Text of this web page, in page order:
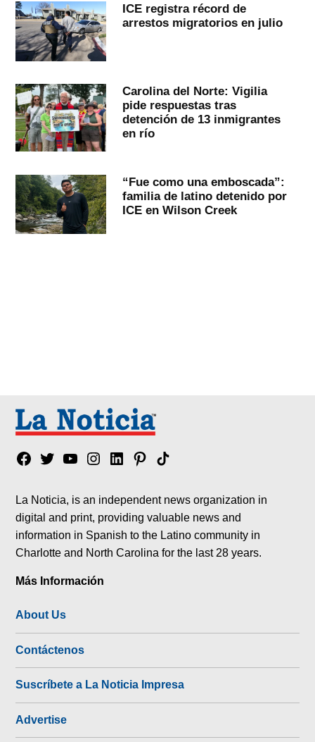
ICE registra récord de
arrestos migratorios en julio
Carolina del Norte: Vigilia
pide respuestas tras
detención de 13 inmigrantes
en río
“Fue como una emboscada”:
familia de latino detenido por
ICE en Wilson Creek
Facebook
TwitterYouTubeInstagram
LinkedinPinterest
Tik
La Noticia, is an independent news organization in
digital and print, providing valuable news and
information in Spanish to the Latino community in
Charlotte and North Carolina for the last 28 years.
Más Información
About Us
Contáctenos
Suscríbete a La Noticia Impresa
Advertise